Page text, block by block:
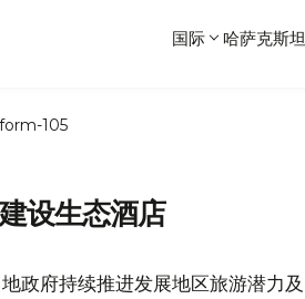
国际 哈萨克斯坦
105
设生态酒店
政府持续推进发展地区旅游潜力及